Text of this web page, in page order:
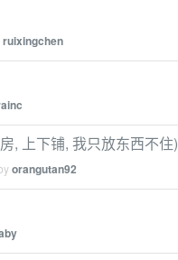
ruixingchen
, 上下铺, 我只放东西不住)
orangutan92